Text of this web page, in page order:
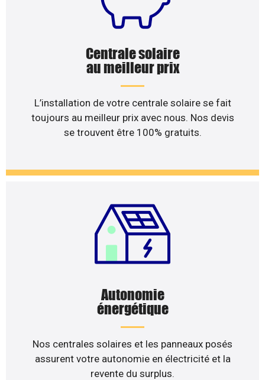
Centrale solaire
au meilleur prix
L’installation de votre centrale solaire se fait
toujours au meilleur prix avec nous. Nos devis
se trouvent être 100% gratuits.
Autonomie
énergétique
Nos centrales solaires et les panneaux posés
assurent votre autonomie en électricité et la
revente du surplus.